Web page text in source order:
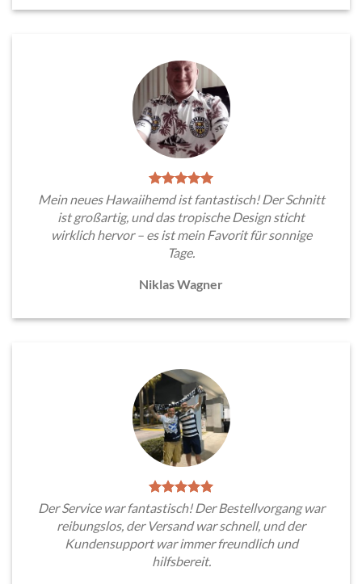
Mein neues Hawaiihemd ist fantastisch! Der Schnitt
ist großartig, und das tropische Design sticht
wirklich hervor – es ist mein Favorit für sonnige
Tage.
Niklas Wagner
Der Service war fantastisch! Der Bestellvorgang war
reibungslos, der Versand war schnell, und der
Kundensupport war immer freundlich und
hilfsbereit.